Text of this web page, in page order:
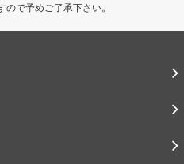
で予めご了承下さい。